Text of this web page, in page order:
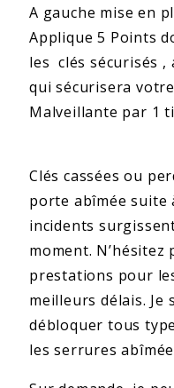
A gauche mise en
Applique 5 Points
les clés sécurisés ,
qui sécurisera
Malveillante par 1
Clés cassées ou
porte abîmée suite
incidents
moment. N’hésitez
prestations pour
meilleurs délais. Je
débloquer tous
les serrures